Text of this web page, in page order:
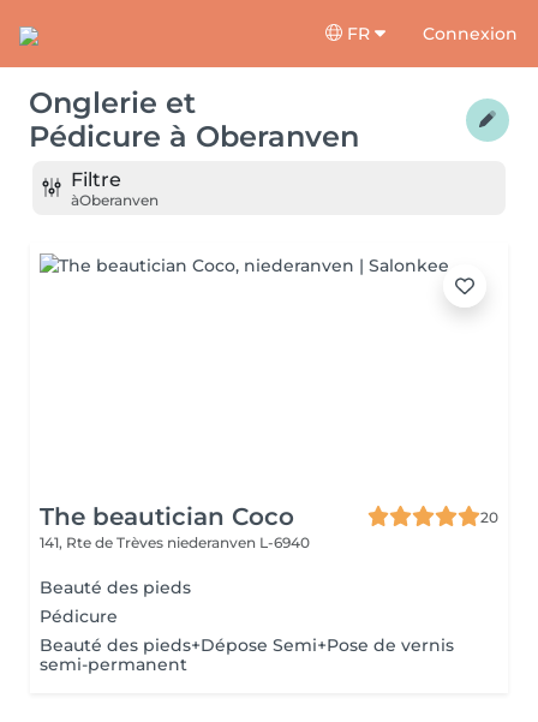
FR Connexion
Onglerie et
Pédicure à Oberanven
Filtre
àOberanven
The beautician Coco
20
141, Rte de Trèves niederanven L-6940
Beauté des pieds
Pédicure
Beauté des pieds+Dépose Semi+Pose de vernis
semi-permanent